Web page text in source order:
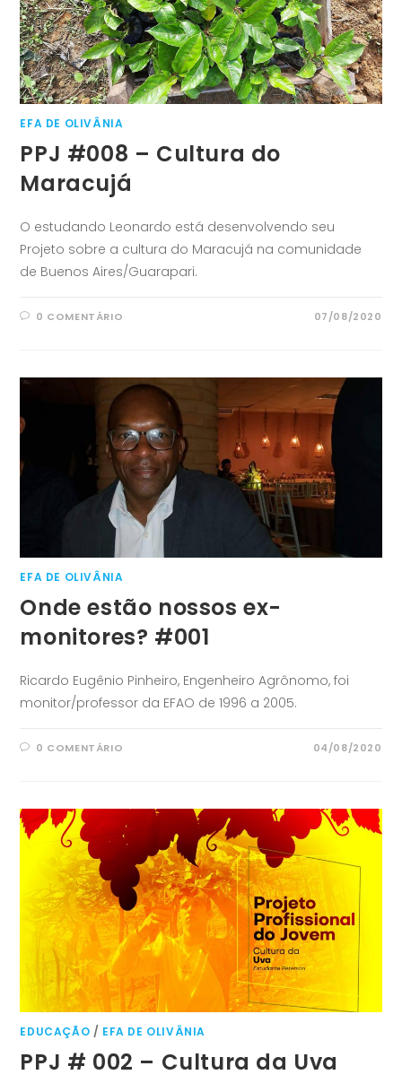
EFA DE OLIVÂNIA
PPJ #008 – Cultura do
Maracujá
O estudando Leonardo está desenvolvendo seu
Projeto sobre a cultura do Maracujá na comunidade
de Buenos Aires/Guarapari.
0 COMENTÁRIO 07/08/2020
EFA DE OLIVÂNIA
Onde estão nossos ex-
monitores? #001
Ricardo Eugênio Pinheiro, Engenheiro Agrônomo, foi
monitor/professor da EFAO de 1996 a 2005.
0 COMENTÁRIO 04/08/2020
EDUCAÇÃO / EFA DE OLIVÂNIA
PPJ # 002 – Cultura da Uva